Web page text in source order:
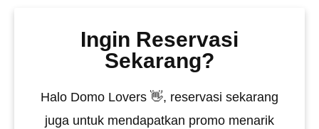
Ingin Reservasi
Sekarang?
Halo Domo Lovers 👋, reservasi sekarang
juga untuk mendapatkan promo menarik